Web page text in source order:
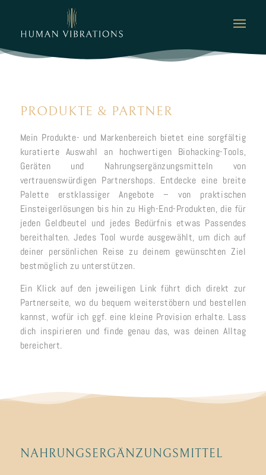
PRODUKTE & PARTNER
Mein Produkte- und Markenbereich bietet eine sorgfältig
kuratierte Auswahl an hochwertigen Biohacking-Tools,
Geräten und Nahrungsergänzungsmitteln von
vertrauenswürdigen Partnershops. Entdecke eine breite
Palette erstklassiger Angebote – von praktischen
Einsteigerlösungen bis hin zu High-End-Produkten, die für
jeden Geldbeutel und jedes Bedürfnis etwas Passendes
bereithalten. Jedes Tool wurde ausgewählt, um dich auf
deiner persönlichen Reise zu deinem gewünschten Ziel
bestmöglich zu unterstützen.
Ein Klick auf den jeweiligen Link führt dich direkt zur
Partnerseite, wo du bequem weiterstöbern und bestellen
kannst, wofür ich ggf. eine kleine Provision erhalte. Lass
dich inspirieren und finde genau das, was deinen Alltag
bereichert.
NAHRUNGSERGÄNZUNGSMITTEL